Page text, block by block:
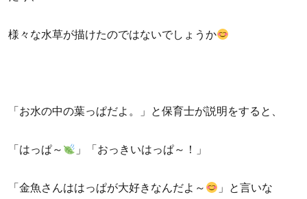
様々な水草が描けたのではないでしょうか
「お水の中の葉っぱだよ。」と保育士が説明をすると、
「はっぱ～ 」「おっきいはっぱ～！」
「金魚さんははっぱが大好きなんだよ～
」と言いな